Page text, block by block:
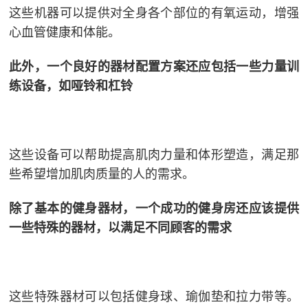
这些机器可以提供对全身各个部位的有氧运动，增强
心血管健康和体能。
此外，一个良好的器材配置方案还应包括一些力量训
练设备，如哑铃和杠铃
这些设备可以帮助提高肌肉力量和体形塑造，满足那
些希望增加肌肉质量的人的需求。
除了基本的健身器材，一个成功的健身房还应该提供
一些特殊的器材，以满足不同顾客的需求
这些特殊器材可以包括健身球、瑜伽垫和拉力带等。